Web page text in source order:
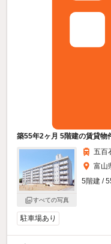
築55年2ヶ月 5階建の賃貸物
すべての写真
五百
富山
5階建 /
駐車場あり